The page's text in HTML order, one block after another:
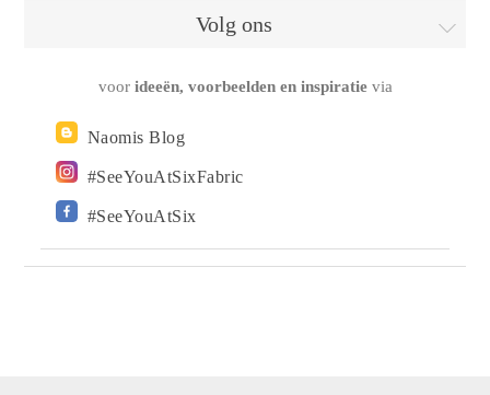
Volg ons
voor ideeën, voorbeelden en inspiratievia
Naomis Blog
#SeeYouAtSixFabric
#SeeYouAtSix